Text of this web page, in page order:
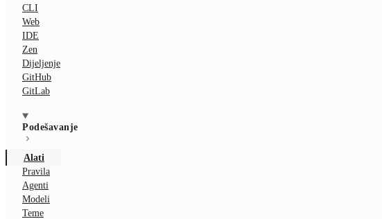
CLI
Web
IDE
Zen
Dijeljenje
GitHub
GitLab
Podešavanje
Alati
Pravila
Agenti
Modeli
Teme